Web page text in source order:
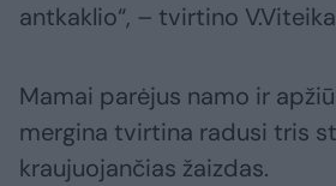
antkaklio“, – tvirtino
Mamai parėjus namo ir
mergina tvirtina radusi tris
kraujuojančias žaizdas.